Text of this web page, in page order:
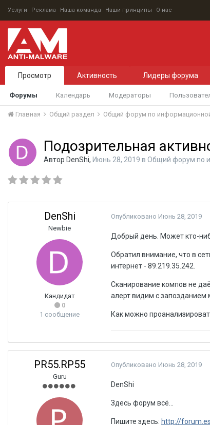
Услуги Реклама Наша команда Наши принципы О нас
Просмотр
Форумы Календарь Модераторы
Активность Лидеры форума
Главная Общий раздел Общий форум по
Подозрительная
Автор DenShi, Июнь 28, 2019 в Общий форум по
DenShi
Newbie
Кандидат
0
1 сообщение
Опубликовано Июнь 28, 2019
Добрый день. Может кто-
Обратил внимание, что в
интернет - 89.219.35.242.
Сканирование компов не
алерт видим с запозданием
Как можно
PR55.RP55
Guru
Опубликовано Июнь 28, 2019
DenShi
Здесь форум всё...
Пишите здесь: http://